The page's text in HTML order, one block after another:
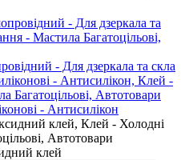
- Для дзеркала та скла
- Антисилікон
клей